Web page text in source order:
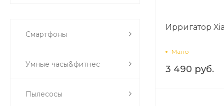
Смартфоны
Умные часы&фитнес
Пылесосы
Ирригатор
Мало
3 490 руб.